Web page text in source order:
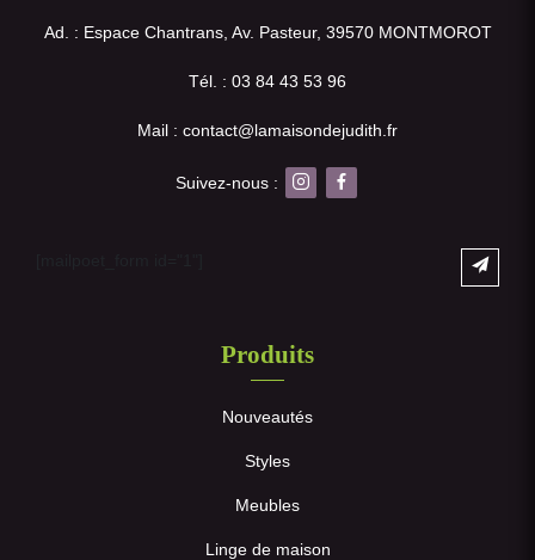
Ad. : Espace Chantrans, Av. Pasteur, 39570 MONTMOROT
Tél. : 03 84 43 53 96
Mail : contact@lamaisondejudith.fr
Suivez-nous :
Produits
Nouveautés
Styles
Meubles
Linge de maison